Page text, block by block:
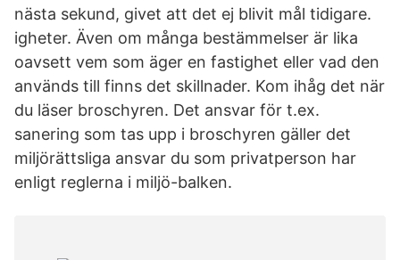
nästa sekund, givet att det ej blivit mål tidigare.
igheter. Även om många bestämmelser är lika
oavsett vem som äger en fastighet eller vad den
används till finns det skillnader. Kom ihåg det när
du läser broschyren. Det ansvar för t.ex.
sanering som tas upp i broschyren gäller det
miljörättsliga ansvar du som privatperson har
enligt reglerna i miljö-balken.